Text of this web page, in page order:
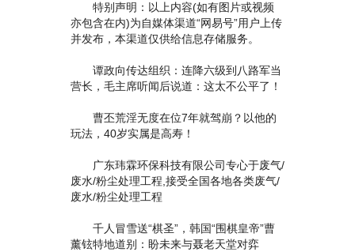
特别声明：以上内容(如有图片或视频
亦包含在内)为自媒体渠道“网易号”用户上传
并发布，本渠道仅供给信息存储服务。
谭政向传达组织：连降六级到八路军当
营长，毛主席听闻后说道：这太不公平了！
曹丕荒淫无度在位7年就驾崩？以他的
玩法，40岁实属是高寿！
广东玮霖环保科技有限公司专心于废气/
废水/粉尘处理工程,接受全国各地各类废气/
废水/粉尘处理工程
千人冒雪送“棋圣”，韩国“围棋皇帝”曹
薰铉特地道别：盼未来与聂老天堂对弈